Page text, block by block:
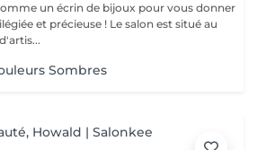
un écrin de bijoux pour vous donner
et précieuse ! Le salon est situé au
Sombres